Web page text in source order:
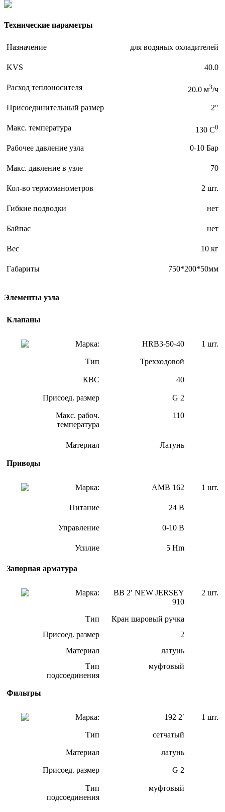
Технические параметры
Назначение для водяных охладителей
KVS 40.0
Расход теплоносителя 20.0 м3/ч
Присоединительный размер 2″
Макс. температура 130 C0
Рабочее давление узла 0-10 Бар
Макс. давление в узле 70
Кол-во термоманометров 2 шт.
Гибкие подводки нет
Байпас нет
Вес 10 кг
Габариты 750*200*50мм
Элементы узла
Клапаны
Марка: HRB3-50-40 1 шт.
Тип Трехходовой
КВС 40
Присоед. размер G 2
Макс. рабоч.
температура
110
Материал Латунь
Приводы
Марка: АМВ 162 1 шт.
Питание 24 В
Управление 0-10 В
Усилие 5 Hm
Запорная арматура
Марка:
ВВ 2′ NEW JERSEY
910
2 шт.
Тип
Кран шаровый ручка
Присоед. размер
2
Материал
латунь
Тип
подсоединения
муфтовый
Фильтры
Марка: 192 2′ 1 шт.
Тип сетчатый
Материал латунь
Присоед. размер G 2
Тип
подсоединения
муфтовый